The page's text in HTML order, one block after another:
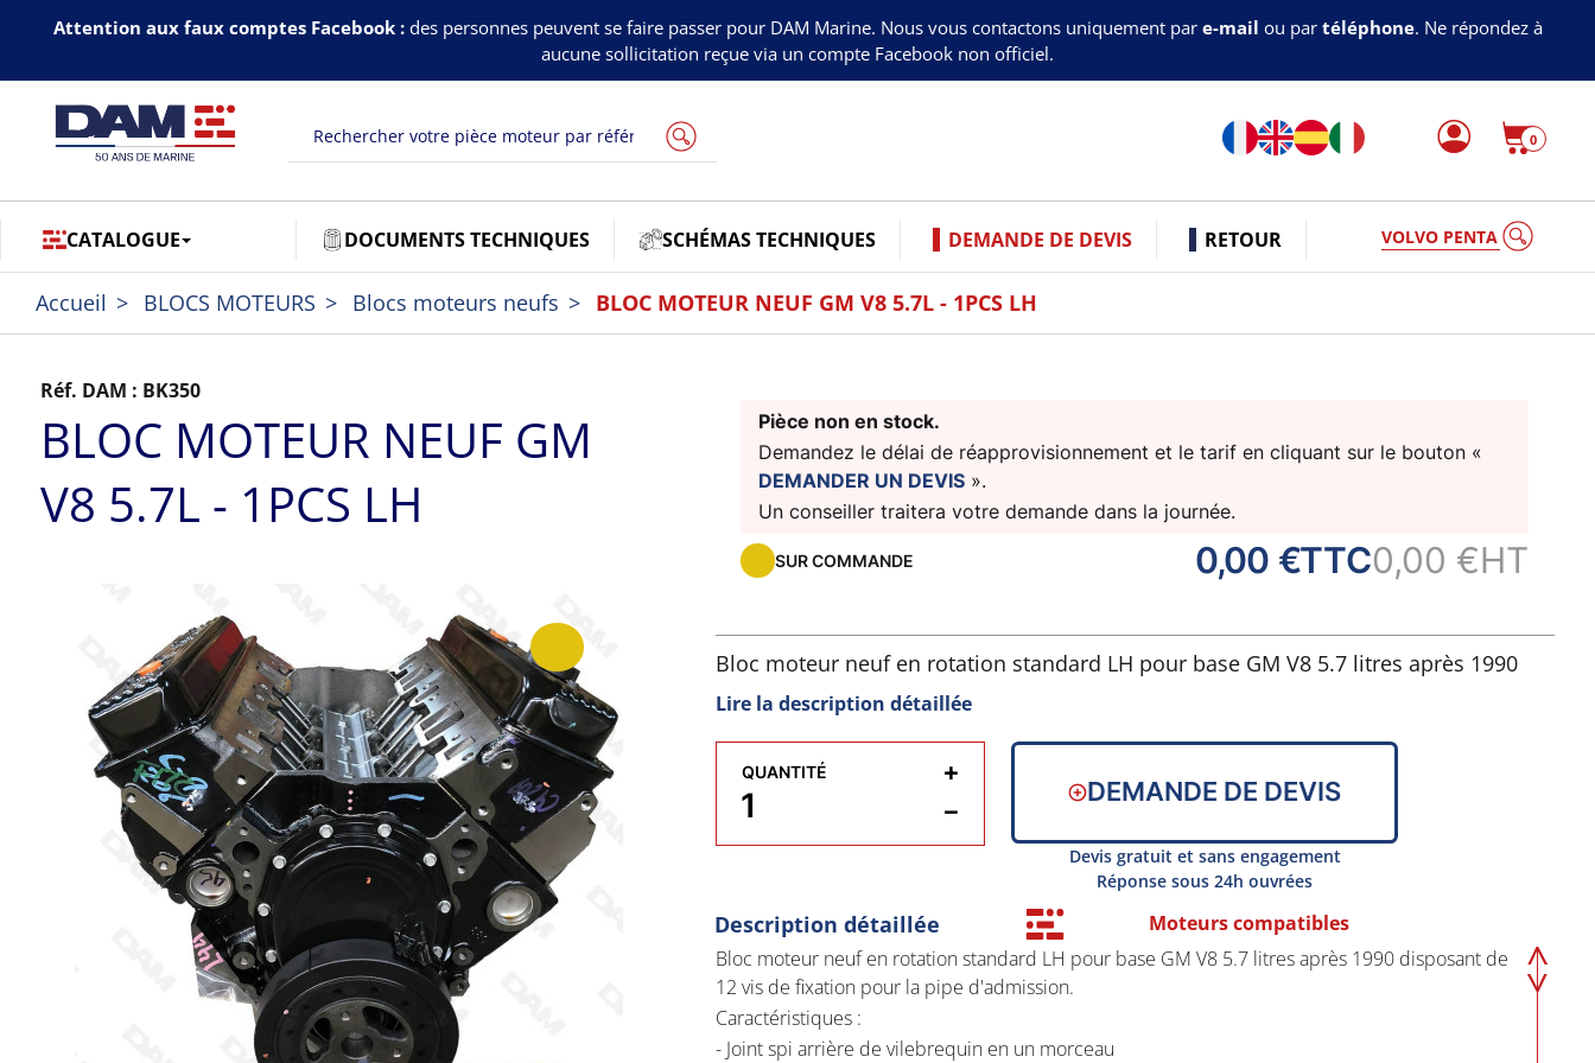
Attention aux faux comptes Facebook :des personnes peuvent se faire passer pour DAM Marine. Nous vous contactons uniquement par e-mail ou par téléphone. Ne répondez à
aucune sollicitation reçue via un compte Facebook non officiel.
0
CATALOGUE DOCUMENTS TECHNIQUES SCHÉMAS TECHNIQUES DEMANDE DE DEVIS RETOUR VOLVO PENTA
Accueil BLOCS MOTEURS Blocs moteurs neufs BLOC MOTEUR NEUF GM V8 5.7L - 1PCS LH
Réf. DAM : BK350
BLOC MOTEUR NEUF GM
V8 5.7L - 1PCS LH
Pièce non en stock.
Demandez le délai de réapprovisionnement et le tarif en cliquant sur le bouton «
DEMANDER UN DEVIS».
Un conseiller traitera votre demande dans la journée.
SUR COMMANDE 0,00 €TTC0,00 €HT
Bloc moteur neuf en rotation standard LH pour base GM V8 5.7 litres après 1990
disposant de 12 vis de fixation pour la pipe d'admission.
Caractéristiques :
- Joint spi arrière de vilebrequin en un morceau
- 12 vis de fixation pour la pipe d'admission
- Cache culbuteurs fixation centrale
- Rotation standard : allumage 1-8-4-3-6-5-7-2
- Trou de perçage pour l'axe de pompe à essence
Lire la description détaillée
QUANTITÉ
−
+
DEMANDE DE DEVIS
Devis gratuit et sans engagement
Réponse sous 24h ouvrées
Description détaillée
Moteurs compatibles
Bloc moteur neuf en rotation standard LH pour base GM V8 5.7 litres après 1990 disposant de
12 vis de fixation pour la pipe d'admission.
Caractéristiques :
- Joint spi arrière de vilebrequin en un morceau